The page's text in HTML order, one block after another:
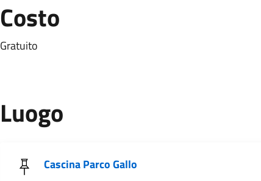
Costo
Gratuito
Luogo
Cascina Parco Gallo